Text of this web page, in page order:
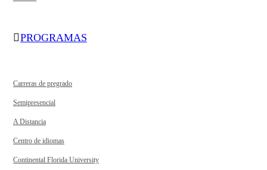
PROGRAMAS
Carreras de pregrado
Semipresencial
A Distancia
Centro de idiomas
Continental Florida University